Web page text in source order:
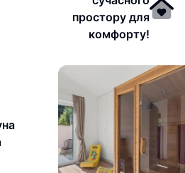
простору для
комфорту!